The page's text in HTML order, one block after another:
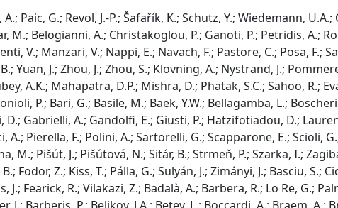
Genoux-Lubain, A.; Insa, C.; Jouve, F.; Lamoine, L.; Lecoq, J.; Manso, F.; Rosnet, P.; Royer, L.; Saturnini, P.; Savinel, G.; Yermia, F.; Humanic, T.J.; Kotov, I.V.; Lisa, M.; Nilsen, B.S.; Sugarbaker, E.; Johnson, D.; Bearden, I.; Bøggild, H.; Christiansen, P.; Gaardhøje, J.J.; Hansen, O.; Holm, A.; Nielsen, B.S.; Ouerdane, D.; Bartke, J.; Gładysz-Dziadús, E.; Kornas, E.; Rybicki, A.; Wroblewski, A.; Andronic, A.; Antonczyk, D.; Appelshäuser, H.; Badura, E.; Berdermann, E.; Braun-Munzinger, P.; Busch, O.; Ciobanu, M.; Daues, H.W.; Frankenfeld, U.; Garabatos, C.; Gutbrod, H.; Lippman, C.; Malzacher, P.; Marin, A.; Mis̈kowiec, D.; Radomski, S.; Sako, H.; Sandoval, A.; Schmidt, H.R.; Schwarz, K.; Sedykh, S.; Simon, R.S.; Stelzer, H.; Tziledakis, G.; Vranic, D.; Förster, A.; Oeschler, H.; Uhlig, F.; Berger, J.; Billmeier, A.; Blume, C.; Dietel, T.; Flierl, D.; Gaździcki, M.; Kolleger, Th.; Lange, S.; Loizides, C.; Renfordt, R.; Ströbele, H.; Berdnikov, Ya.; Khanzadeev, A.; Miftakhov, N.; Nikouline, V.; Poliakov, V.; Rostchine, E.; Samsonov, V.; Tarasenkova, O.; Tarakanov, V.; Zhalov, M.; Lopez Torres, E.; Abrahantes Quintana, A.; Diaz Valdes, R.; Angelov, V.; Gutfleisch, M.; Lindenstruth, V.; Panse, R.; Reichling, C.; Schneider, R.; Steinbeck, T.; Tilsner, H.; Wiebalck, A.; Adler, C.; Bielčiková, J.; Emschermann, D.; Glässel, P.; Herrmann, N.; Lehmann, Th.; Ludolphs, W.; Mahmoud, T.; Milosevic, J.; Oyama, K.; Petráček, V.; Petrovici, M.; Rusanov, I.; Schicker, R.; Soltveit, H.C.; Stachel, J.; Stockmeier, M.; Vulpescu, B.; Windelband, B.; Yurevich, S.; Bhardwaj, S.; Raniwala, R.; Raniwala, S.; Badyal, S.K.; Bhasin, A.; Gupta, A.; Gupta, V.K.; Mahajan, S.; Mangotra, L.K.; Potukuchi, B.V.K.S.; Sambyal, S.S.; Akichine, P.G.; Arefiev, V.A.; Baatar, Ts.; Batiounia, B.V.; Chabratova, G.S.; Chepurnov, V.F.; Chernenko, S.A.; Dodokhov, V.K.; Efimov, L.G.; Fateev, O.V.; Grigalashvili, T.; Haiduc, M.; Hasegan, D.; Kadychevsky, V.G.; Koshurnikov, E.K.; Kuznetsov, V.; Lioubochits, V.L.; Lobanov, V.I.; Malakhov, A.I.; Malinina, L.V.; Nioradze, M.; Nomokonov, P.V.; Panebrattsev, Y.A.; Penev, V.N.; Pismennaya, V.G.; Roufanov, I.; Shestakov, V.; Shklovskaya, A.I.; Smykov, P.; Suleimanov, M.K.; Tevzadze, Y.; Togoo, R.; Vodopianov, A.S.; Yurevich, V.I.; Zanevsky, Y.V.; Zaporojets, S.A.; Zinchenko, A.I.; Äysto, J.; Bondila, M.; Lyapin, V.; Oinonen, M.; Ruuskanen, V.; Seppänen, H.; Trzaska, W.; Blank, T.; Gemmeke, H.; Bochek, G.L.; Dovbnya, A.N.; Kulibaba, V.I.; Maslov, N.I.; Naumov, S.V.; Ovchinnik, V.D.; Potin, S.M.; Starodubtsev, A.F.; Borshchov, V.N.; Chykalov, O.; Kaurova, L.; Kiprich, S.K.; Klymova, L.; Listratenko, O.M.; Mykhaylova, N.; Protsenko, M.; Reznik, O.; Starkov, V.E.; Borysov, O.; Kadenko, I.; Martynov, Y.; Molodtsov, S.; Sokolov, O.; Sinyukov, Y.; Zinovjev, G.; Bhattacharya, P.; Bose, S.; Chattopadhyay, S.; Majumdar, N.; Mukhopadhyay, S.; Sanyal, A.; Sarkar, S.; Sen, P.; Sen, S.K.; Sinha, B.C.; Sinha, T.; Ahammed, Z.; Bhaskar, P.; Chattopadhyay, S.; Das, D.; Das, S.; Dutta Majumdar, M.R.; Ganti, M.S.; Ghosh, P.; Mohanty, B.; Nandi, B.K.; Nayak, T.K.; Netrakanti, P.K.; Pal, S.; Singaraju, R.N.; Sinha, B.; Trivedi, M.D.; Viyogi, Y.P.; Bán, J.; Bombara, M.; Fedor, S.; Hnatič, M.; Králik, I.; Kravčáková, A.; Kriváň, F.; Krivda, M.; Martinská, G.; Pastirčák, B.; Šándor, L.; Urbán, J.; Vokál, S.; Vrláková, J.; Cinausero, M.; Fioretto, E.; Prete, G.; Ricci, R.A.; Vannucci, L.; Branco, P.; Carvalho, R.; Seixas, J.; Vilela Mendes, R.; Gustafsson, H.-A.; Oskarsson, A.; Osterman, L.; Otterlund, I.; Stenlund, E.A.; Cheynis, B.; Ducroux, L.; Grossiord, J.Y.;